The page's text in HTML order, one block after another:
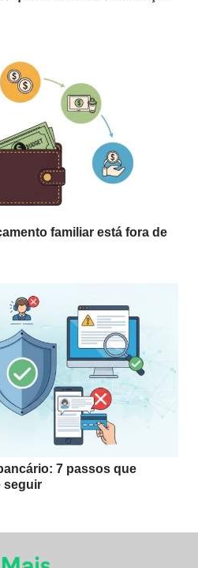
familiar está fora de
7 passos que
seguir